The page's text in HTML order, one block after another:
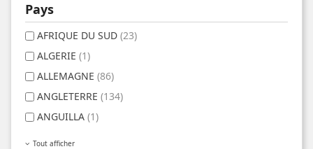
Pays
AFRIQUE DU SUD (23)
ALGERIE (1)
ALLEMAGNE (86)
ANGLETERRE (134)
ANGUILLA (1)
Tout afficher